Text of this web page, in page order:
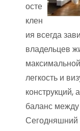
осте
клен
ия всегда
владельцев
легкость и
конструкций,
баланс между
Сегодняшний